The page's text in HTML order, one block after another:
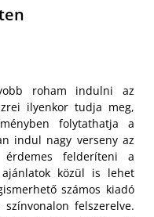
roham indulni az
ilyenkor tudja meg,
folytathatja a
indul nagy verseny az
felderíteni a
közül is lehet
számos kiadó
felszerelve.